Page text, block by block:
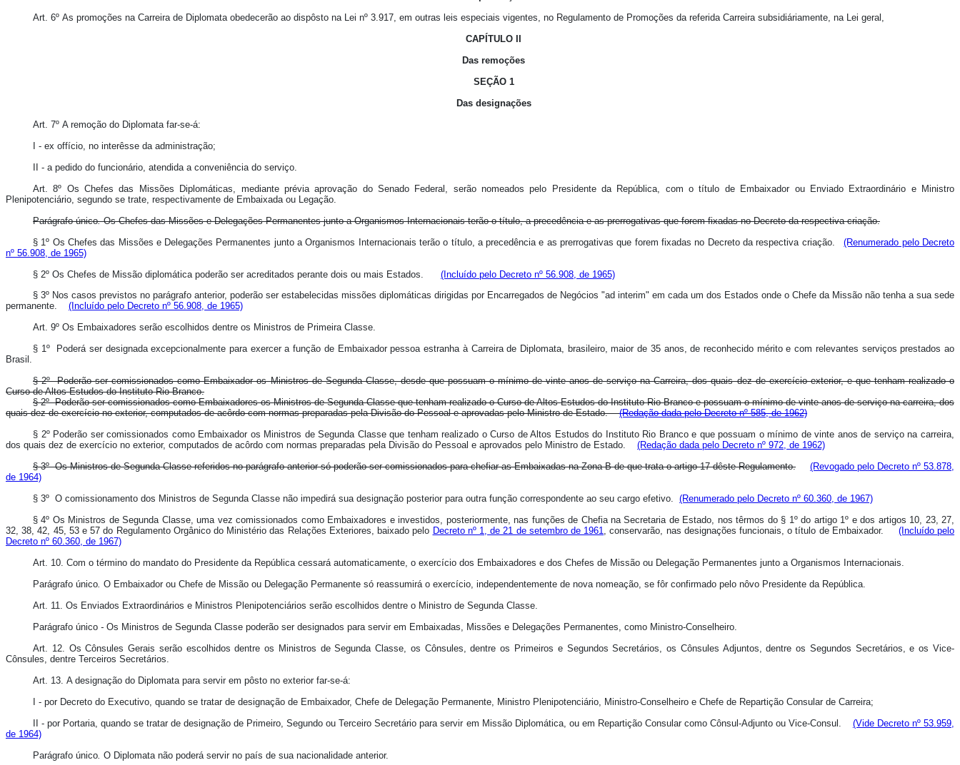
Art. 6º As promoções na Carreira de Diplomata obedecerão ao dispôsto na Lei nº 3.917, em outras leis especiais vigentes, no Regulamento de Promoções da referida Carreira subsidiáriamente, na Lei geral,
CAPÍTULO II
Das remoções
SEÇÃO 1
Das designações
Art. 7º A remoção do Diplomata far-se-á:
I - ex offício, no interêsse da administração;
II - a pedido do funcionário, atendida a conveniência do serviço.
Art. 8º Os Chefes das Missões Diplomáticas, mediante prévia aprovação do Senado Federal, serão nomeados pelo Presidente da República, com o título de Embaixador ou Enviado Extraordinário e Ministro
Plenipotenciário, segundo se trate, respectivamente de Embaixada ou Legação.
Parágrafo único.Os Chefes das Missões e Delegações Permanentes junto a Organismos Internacionais terão o título, a precedência e as prerrogativas que forem fixadas no Decreto da respectiva criação.
§ 1º Os Chefes das Missões e Delegações Permanentes junto a Organismos Internacionais terão o título, a precedência e as prerrogativas que forem fixadas no Decreto da respectiva criação.(Renumerado pelo Decreto
nº 56.908, de 1965)
§ 2º Os Chefes de Missão diplomática poderão ser acreditados perante dois ou mais Estados. (Incluído pelo Decreto nº 56.908, de 1965)
§ 3º Nos casos previstos no parágrafo anterior, poderão ser estabelecidas missões diplomáticas dirigidas por Encarregados de Negócios "ad interim" em cada um dos Estados onde o Chefe da Missão não tenha a sua sede
permanente. (Incluído pelo Decreto nº 56.908, de 1965)
Art. 9º Os Embaixadores serão escolhidos dentre os Ministros de Primeira Classe.
§ 1º Poderá ser designada excepcionalmente para exercer a função de Embaixador pessoa estranha à Carreira de Diplomata, brasileiro, maior de 35 anos, de reconhecido mérito e com relevantes serviços prestados ao
Brasil.
§ 2º Poderão ser comissionados como Embaixador os Ministros de Segunda Classe, desde que possuam o mínimo de vinte anos de serviço na Carreira, dos quais dez de exercício exterior, e que tenham realizado o
Curso de Altos Estudos do Instituto Rio-Branco.
§ 2º Poderão ser comissionados como Embaixadores os Ministros de Segunda Classe que tenham realizado o Curso de Altos Estudos do Instituto Rio Branco e possuam o mínimo de vinte anos de serviço na carreira, dos
quais dez de exercício no exterior, computados de acôrdo com normas preparadas pela Divisão do Pessoal e aprovadas pelo Ministro de Estado.(Redação dada pelo Decreto nº 585, de 1962)
§ 2º Poderão ser comissionados como Embaixador os Ministros de Segunda Classe que tenham realizado o Curso de Altos Estudos do Instituto Rio Branco e que possuam o mínimo de vinte anos de serviço na carreira,
dos quais dez de exercício no exterior, computados de acôrdo com normas preparadas pela Divisão do Pessoal e aprovados pelo Ministro de Estado. (Redação dada pelo Decreto nº 972, de 1962)
§ 3º Os Ministros de Segunda Classe referidos no parágrafo anterior só poderão ser comissionados para chefiar as Embaixadas na Zona B de que trata o artigo 17 dêste Regulamento.
(Revogado pelo Decreto nº 53.878,
de 1964)
§ 3º O comissionamento dos Ministros de Segunda Classe não impedirá sua designação posterior para outra função correspondente ao seu cargo efetivo. (Renumerado pelo Decreto nº 60.360, de 1967)
§ 4º Os Ministros de Segunda Classe, uma vez comissionados como Embaixadores e investidos, posteriormente, nas funções de Chefia na Secretaria de Estado, nos têrmos do § 1º do artigo 1º e dos artigos 10, 23, 27,
32, 38, 42, 45, 53 e 57 do Regulamento Orgânico do Ministério das Relações Exteriores, baixado pelo Decreto nº 1, de 21 de setembro de 1961, conservarão, nas designações funcionais, o título de Embaixador. (Incluído pelo
Decreto nº 60.360, de 1967)
Art. 10. Com o término do mandato do Presidente da República cessará automaticamente, o exercício dos Embaixadores e dos Chefes de Missão ou Delegação Permanentes junto a Organismos Internacionais.
Parágrafo único. O Embaixador ou Chefe de Missão ou Delegação Permanente só reassumirá o exercício, independentemente de nova nomeação, se fôr confirmado pelo nôvo Presidente da República.
Art. 11. Os Enviados Extraordinários e Ministros Plenipotenciários serão escolhidos dentre o Ministro de Segunda Classe.
Parágrafo único - Os Ministros de Segunda Classe poderão ser designados para servir em Embaixadas, Missões e Delegações Permanentes, como Ministro-Conselheiro.
Art. 12. Os Cônsules Gerais serão escolhidos dentre os Ministros de Segunda Classe, os Cônsules, dentre os Primeiros e Segundos Secretários, os Cônsules Adjuntos, dentre os Segundos Secretários, e os Vice-
Cônsules, dentre Terceiros Secretários.
Art. 13. A designação do Diplomata para servir em pôsto no exterior far-se-á:
I - por Decreto do Executivo, quando se tratar de designação de Embaixador, Chefe de Delegação Permanente, Ministro Plenipotenciário, Ministro-Conselheiro e Chefe de Repartição Consular de Carreira;
II - por Portaria, quando se tratar de designação de Primeiro, Segundo ou Terceiro Secretário para servir em Missão Diplomática, ou em Repartição Consular como Cônsul-Adjunto ou Vice-Consul. (Vide Decreto nº 53.959,
de 1964)
Parágrafo único. O Diplomata não poderá servir no país de sua nacionalidade anterior.